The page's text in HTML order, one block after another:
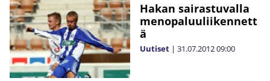
Hakan sairastuvalla
menopaluuliikennett
ä
Uutiset | 31.07.201209:00